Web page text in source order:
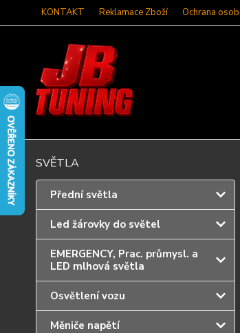
KONTAKT Reklamace Zboží Ochrana
SVĚTLA
Přední světla
Led žárovky do světel
EMERGENCY, Prac. průmysl. a
LED mlhová světla
Osvětlení vozu
Měniče napětí